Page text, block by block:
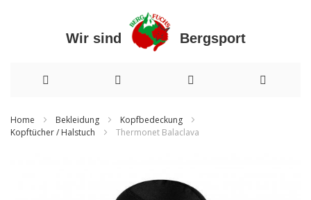
Wir sind Bergsport
zum
Home Bekleidung
Kopfbedeckung
Kopftücher / Halstuch
Thermonet Balaclava